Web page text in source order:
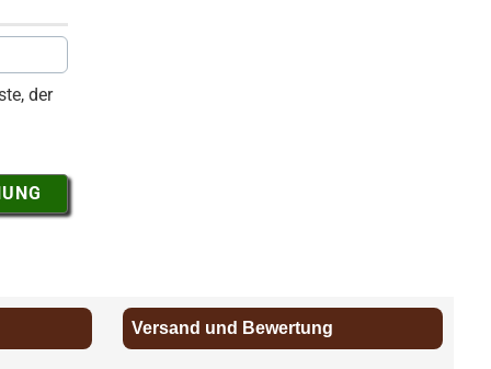
der
Versand und Bewertung